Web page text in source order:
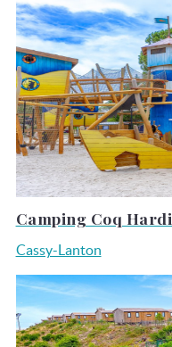
Camping Coq Hardi
Cassy-Lanton